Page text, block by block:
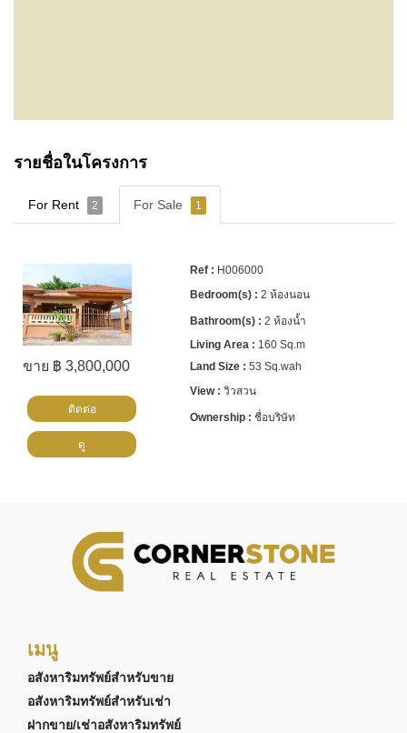
รายชื่อในโครงการ
For Rent 2 For Sale 1
ขาย ฿ 3,800,000
H006000
2 ห้องนอน
2 ห้องน้ำ
160 Sq.m
53 Sq.wah
วิวสวน
ชื่อบริษัท
ติดต่อ
ดู
เมนู
อสังหาริมทรัพย์สำหรับขาย
อสังหาริมทรัพย์สำหรับเช่า
ฝากขาย/เช่าอสังหาริมทรัพย์